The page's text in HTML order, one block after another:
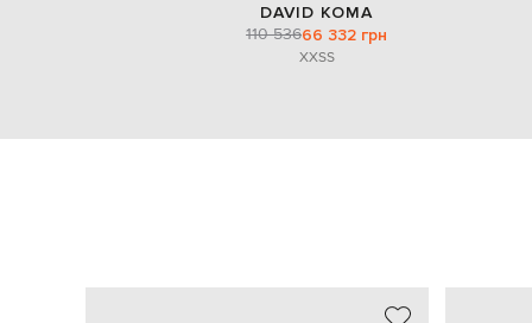
DAVID KOMA
110 53666 332 грн
XXSS